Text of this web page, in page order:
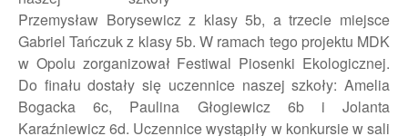
Przemysław Borysewicz z klasy 5b, a trzecie miejsce
Gabriel Tańczuk z klasy 5b. W ramach tego projektu MDK
w Opolu zorganizował Festiwal Piosenki Ekologicznej.
Do finału dostały się uczennice naszej szkoły: Amelia
Bogacka 6c, Paulina Głogiewicz 6b i Jolanta
Karaźniewicz 6d. Uczennice wystąpiły w konkursie w sali